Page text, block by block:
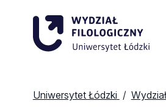
Uniwersytet Łódzki